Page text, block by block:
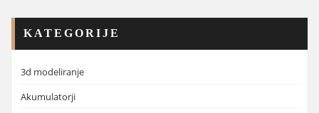
KATEGORIJE
3d modeliranje
Akumulatorji